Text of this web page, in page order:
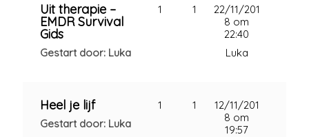
Uit therapie –
EMDR Survival
Gids
Gestart door: Luka
1 1
22/11/201
8 om
22:40
Luka
Heel je lijf
Gestart door: Luka
1 1
12/11/201
8 om
19:57